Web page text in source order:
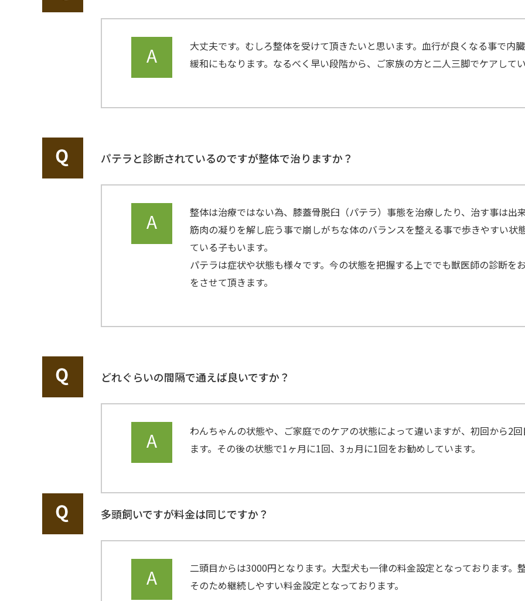
大丈夫です。むしろ整体を受けて頂きたいと思います。血行が良くなる事で内
緩和にもなります。なるべく早い段階から、ご家族の方と二人三脚で
パテラと診断されているのですが整体で治りますか？
整体は治療ではない為、膝蓋骨脱臼（パテラ）事態を治療したり、治す事は出
筋肉の凝りを解し庇う事で崩しがちな体のバランスを整える事で歩きやすい状
ている子もいます。
パテラは症状や状態も様々です。今の状態を把握する上ででも獣医師の診断を
をさせて頂きます。
どれぐらいの間隔で通えば良いですか？
わんちゃんの状態や、ご家庭でのケアの状態によって違いますが、初回から2
ます。その後の状態で1ヶ月に1回、3ヵ月に1回をお勧めしています。
多頭飼いですが料金は同じですか？
二頭目からは3000円となります。大型犬も一律の料金設定となっております。
そのため継続しやすい料金設定となっております。